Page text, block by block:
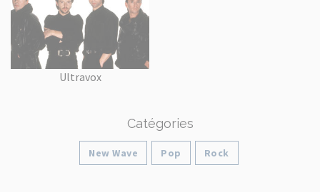
Ultravox
Catégories
New Wave Pop Rock